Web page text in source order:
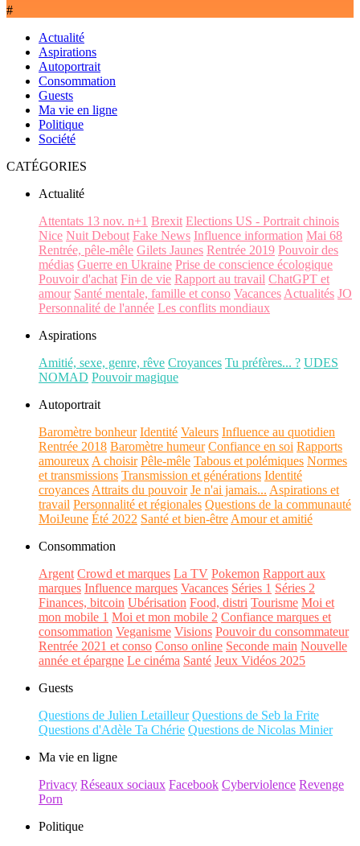
#
Actualité
Aspirations
Autoportrait
Consommation
Guests
Ma vie en ligne
Politique
Société
CATÉGORIES
Actualité
Attentats 13 nov. n+1 Brexit Elections US - Portrait chinois
Nice Nuit Debout Fake News Influence information Mai 68
Rentrée, pêle-mêle Gilets Jaunes Rentrée 2019 Pouvoir des
médias Guerre en Ukraine Prise de conscience écologique
Pouvoir d'achat Fin de vie Rapport au travail ChatGPT et
amour Santé mentale, famille et conso Vacances Actualités JO
Personnalité de l'année Les conflits mondiaux
Aspirations
Amitié, sexe, genre, rêve Croyances Tu préfères... ? UDES
NOMAD Pouvoir magique
Autoportrait
Baromètre bonheur Identité Valeurs Influence au quotidien
Rentrée 2018 Baromètre humeur Confiance en soi Rapports
amoureux A choisir Pêle-mêle Tabous et polémiques Normes
et transmissions Transmission et générations Identité
croyances Attraits du pouvoir Je n'ai jamais... Aspirations et
travail Personnalité et régionales Questions de la communauté
MoiJeune Été 2022 Santé et bien-être Amour et amitié
Consommation
Argent Crowd et marques La TV Pokemon Rapport aux
marques Influence marques Vacances Séries 1 Séries 2
Finances, bitcoin Ubérisation Food, distri Tourisme Moi et
mon mobile 1 Moi et mon mobile 2 Confiance marques et
consommation Veganisme Visions Pouvoir du consommateur
Rentrée 2021 et conso Conso online Seconde main Nouvelle
année et épargne Le cinéma Santé Jeux Vidéos 2025
Guests
Questions de Julien Letailleur Questions de Seb la Frite
Questions d'Adèle Ta Chérie Questions de Nicolas Minier
Ma vie en ligne
Privacy Réseaux sociaux Facebook Cyberviolence Revenge
Porn
Politique